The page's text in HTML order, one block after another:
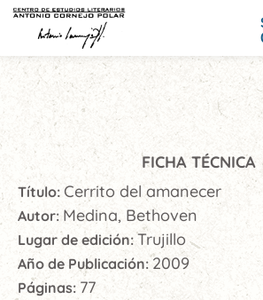
FICHA TÉCNICA
Título: Cerrito del amanecer
Autor: Medina, Bethoven
Lugar de edición: Trujillo
Año de Publicación: 2009
Páginas: 77